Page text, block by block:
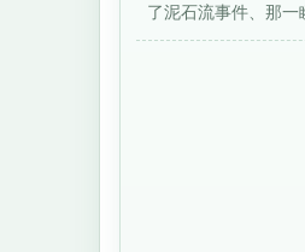
了泥石流事件、那